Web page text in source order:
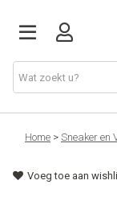
Home
Nieuw
Home > Sneaker en
Voeg toe aan